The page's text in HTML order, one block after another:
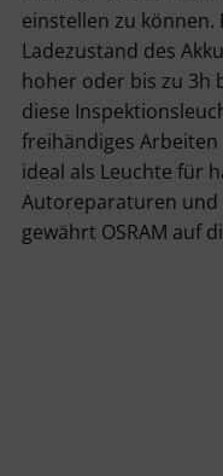
einstellen zu können.
Ladezustand des
hoher oder bis zu 3h
diese
freihändiges
ideal als Leuchte für
Autoreparaturen und
gewährt OSRAM auf